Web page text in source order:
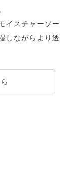
イスチャーソー
しながらより透